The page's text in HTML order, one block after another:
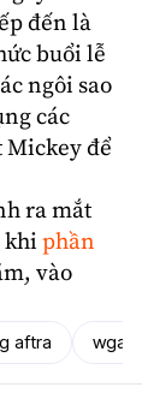
đến là
buổi lễ
ngôi sao
các
Mickey để
ra mắt
khi phần
vào
aftra wga